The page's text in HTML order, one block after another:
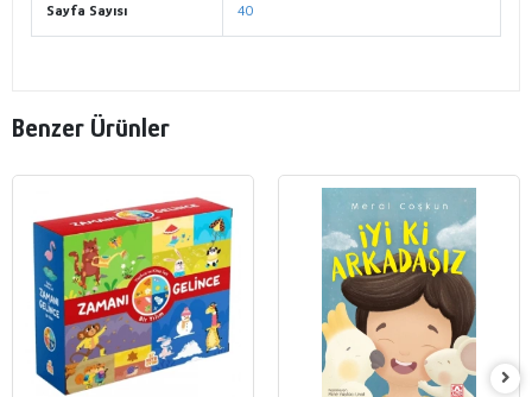
Sayfa Sayısı 40
Benzer Ürünler